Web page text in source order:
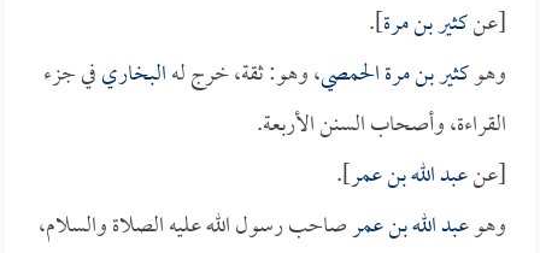
[عنكثير بن مرة].
وهوكثير بن مرة الحمصي، وهو: ثقة، خرج لهالبخاريفي جزء
القراءة، وأصحاب السنن الأربعة.
[عنعبد الله بن عمر].
وهوعبد الله بن عمرصاحب رسول الله عليه الصلاة والسلام،